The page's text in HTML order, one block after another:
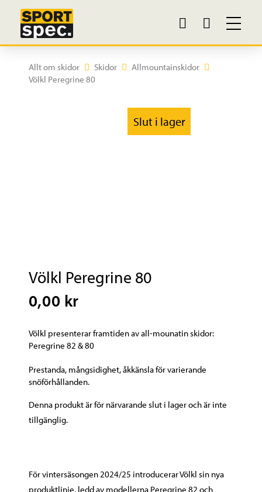
Allt om skidor Skidor
Allmountainskidor
Völkl Peregrine 80
Slut i lager
Völkl Peregrine 80
0,00 kr
Völkl presenterar framtiden av all-mounatin skidor:
Peregrine 82 & 80
Prestanda, mångsidighet, åkkänsla för varierande
snöförhållanden.
Denna produkt är för närvarande slut i lager och är inte
tillgänglig.
För vintersäsongen 2024/25 introducerar Völkl sin nya
produktlinje, ledd av modellerna Peregrine 82 och